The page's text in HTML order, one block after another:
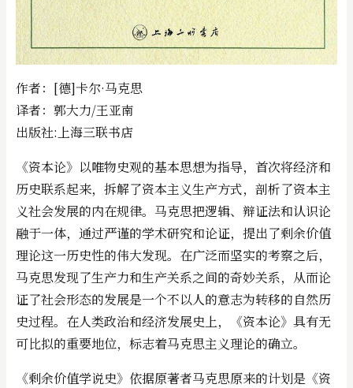
作者：[德]卡尔·马克思
译者：郭大力/王亚南
出版社:上海三联书店
《资本论》以唯物史观的基本思想为指导，首次将经济和
历史联系起来，拆解了资本主义生产方式，剖析了资本主
义社会发展的内在规律。马克思把逻辑、辩证法和认识论
融于一体，通过严谨的学术研究和论证，提出了剩余价值
理论这一历史性的伟大发现。在广泛而坚实的考察之后，
马克思发现了生产力和生产关系之间的奇妙关系，从而论
证了社会形态的发展是一个不以人的意志为转移的自然历
史过程。在人类政治和经济发展史上，《资本论》具有无
可比拟的重要地位，标志着马克思主义理论的确立。
《剩余价值学说史》依据原著者马克思原来的计划是《资